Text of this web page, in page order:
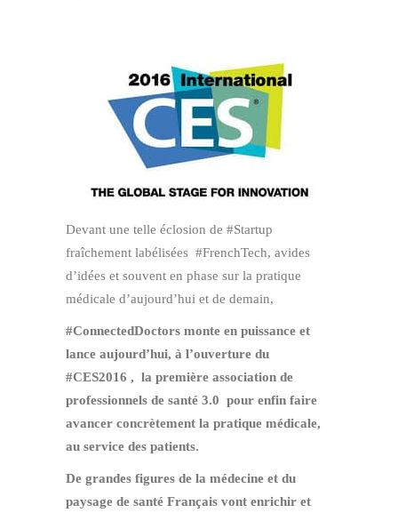
Devant une telle éclosion de #Startup
fraîchement labélisées #FrenchTech, avides
d’idées et souvent en phase sur la pratique
médicale d’aujourd’hui et de demain,
#ConnectedDoctors monte en puissance et
lance aujourd’hui, à l’ouverture du
#CES2016 , la première association de
professionnels de santé 3.0 pour enfin faire
avancer concrètement la pratique médicale,
au service des patients.
De grandes figures de la médecine et du
paysage de santé Français vont enrichir et